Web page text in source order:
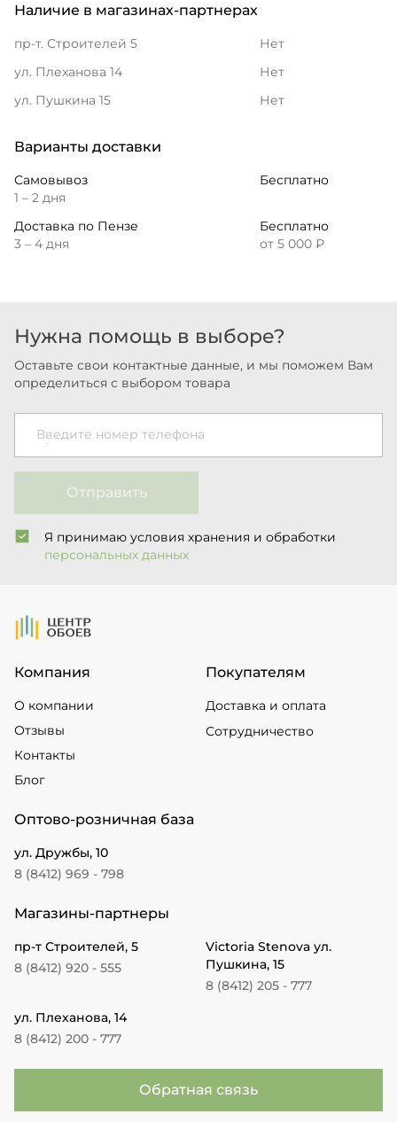
Наличие в магазинах-партнерах
пр-т. Строителей 5
Нет
ул. Плеханова 14
Нет
ул. Пушкина 15
Нет
Варианты доставки
Самовывоз
1 – 2 дня
Бесплатно
Доставка по Пензе
3 – 4 дня
Бесплатно
от 5 000 ₽
Нужна помощь в выборе?
Оставьте свои контактные данные, и мы поможем Вам
определиться с выбором товара
Введите номер телефона
Отправить
Я принимаю условия хранения и обработки
персональных данных
На Главную
Компания
О компании
Отзывы
Контакты
Блог
Покупателям
Доставка и оплата
Сотрудничество
Оптово-розничная база
ул. Дружбы, 10
8 (8412) 969 - 798
Магазины-партнеры
пр-т Строителей, 5
8 (8412) 920 - 555
Victoria Stenova ул.
Пушкина, 15
8 (8412) 205 - 777
ул. Плеханова, 14
8 (8412) 200 - 777
Обратная связь